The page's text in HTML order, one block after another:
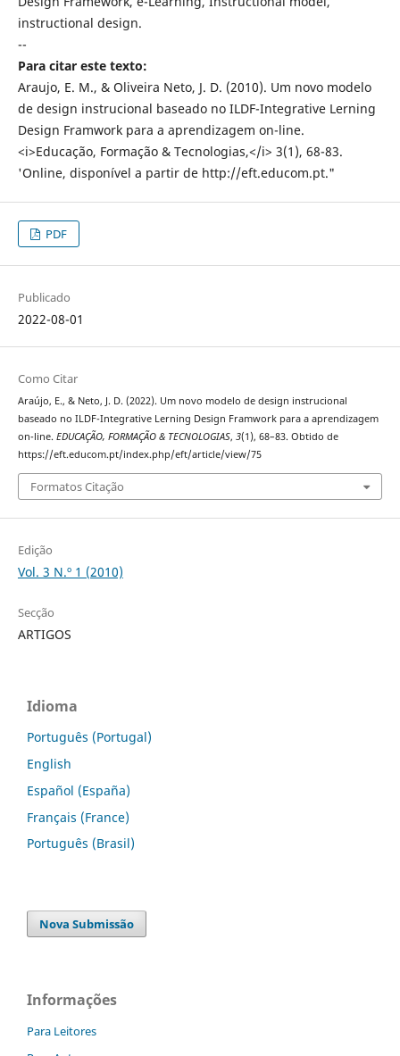
instructional design.
--
Para citar este texto:
Araujo, E. M., & Oliveira Neto, J. D. (2010). Um novo modelo
de design instrucional baseado no ILDF-Integrative Lerning
Design Framwork para a aprendizagem on-line.
<i>Educação, Formação & Tecnologias,</i> 3(1), 68-83.
'Online, disponível a partir de http://eft.educom.pt."
PDF
Publicado
2022-08-01
Como Citar
Araújo, E., & Neto, J. D. (2022). Um novo modelo de design instrucional
baseado no ILDF-Integrative Lerning Design Framwork para a aprendizagem
on-line. EDUCAÇÃO, FORMAÇÃO & TECNOLOGIAS, 3(1), 68–83. Obtido de
https://eft.educom.pt/index.php/eft/article/view/75
Formatos Citação
Edição
Vol. 3 N.º 1 (2010)
Secção
ARTIGOS
Idioma
Português (Portugal)
English
Español (España)
Français (France)
Português (Brasil)
Nova Submissão
Informações
Para Leitores